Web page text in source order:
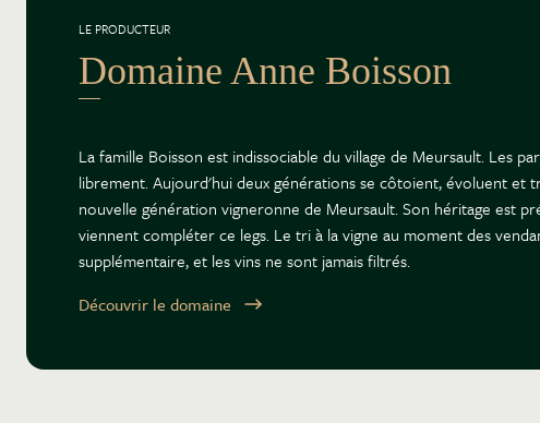
LE PRODUCTEUR
Domaine Anne Boisson
La famille Boisson est indissociable du village de Meursault. Les
librement. Aujourd'hui deux générations se côtoient, évoluent et
nouvelle génération vigneronne de Meursault. Son héritage est
viennent compléter ce legs. Le tri à la vigne au moment des
supplémentaire, et les vins ne sont jamais filtrés.
Découvrir le domaine